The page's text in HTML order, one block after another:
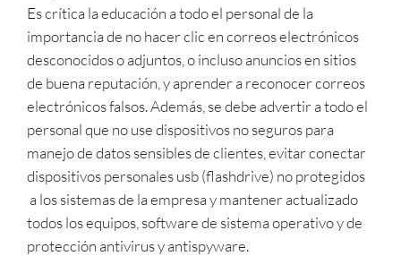
Es crítica la educación a todo el personal de la
importancia de no hacer clic en correos electrónicos
desconocidos o adjuntos, o incluso anuncios en sitios
de buena reputación, y aprender a reconocer correos
electrónicos falsos. Además, se debe advertir a todo el
personal que no use dispositivos no seguros para
manejo de datos sensibles de clientes, evitar conectar
dispositivos personales usb (flashdrive) no protegidos
a los sistemas de la empresa y mantener actualizado
todos los equipos, software de sistema operativo y de
protección antivirus y antispyware.